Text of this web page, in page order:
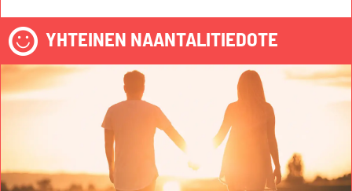
YHTEINEN NAANTALITIEDOTE